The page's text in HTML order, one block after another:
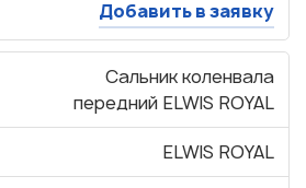
Добавить в заявку
Сальник коленвала
передний ELWIS ROYAL
ELWIS ROYAL